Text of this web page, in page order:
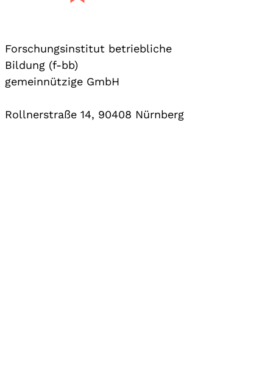
Forschungsinstitut betriebliche
Bildung (f-bb)
gemeinnützige GmbH
Rollnerstraße 14, 90408 Nürnberg